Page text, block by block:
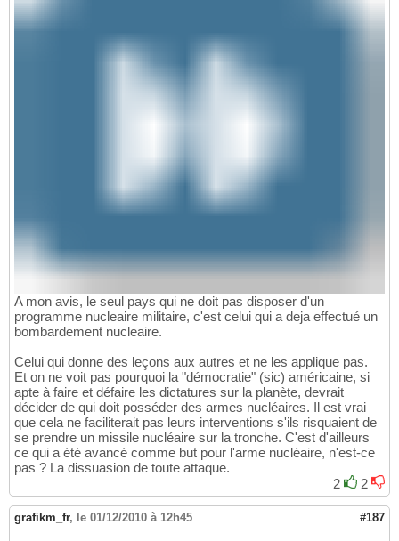
A mon avis, le seul pays qui ne doit pas disposer d'un
programme nucleaire militaire, c'est celui qui a deja effectué un
bombardement nucleaire.
Celui qui donne des leçons aux autres et ne les applique pas.
Et on ne voit pas pourquoi la "démocratie" (sic) américaine, si
apte à faire et défaire les dictatures sur la planète, devrait
décider de qui doit posséder des armes nucléaires. Il est vrai
que cela ne faciliterait pas leurs interventions s'ils risquaient de
se prendre un missile nucléaire sur la tronche. C'est d'ailleurs
ce qui a été avancé comme but pour l'arme nucléaire, n'est-ce
pas ? La dissuasion de toute attaque.
2
2
grafikm_fr, le 01/12/2010 à 12h45 #187